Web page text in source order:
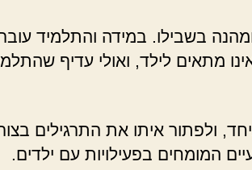
בשבילו. במידה והתלמיד
מתאים לילד, ואולי עדיף
ולפתור איתו את התרגילים
המומחים בפעילויות עם ילדים.